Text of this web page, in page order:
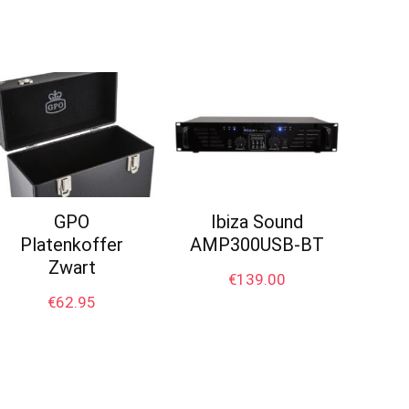
GPO
Platenkoffer
Zwart
€62.95
Ibiza Sound
AMP300USB-BT
€139.00